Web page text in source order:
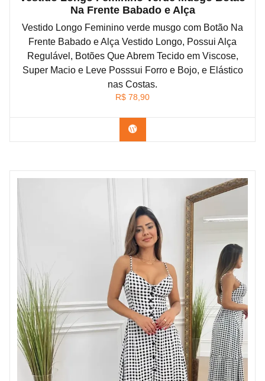
Na Frente Babado e Alça
Vestido Longo Feminino verde musgo com Botão Na
Frente Babado e Alça Vestido Longo, Possui Alça
Regulável, Botões Que Abrem Tecido em Viscose,
Super Macio e Leve Posssui Forro e Bojo, e Elástico
nas Costas.
R$ 78,90
Confira na Shopee